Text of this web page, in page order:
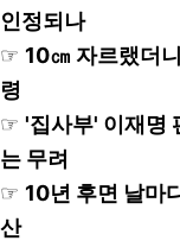
인정되나
☞ 10㎝ 자르랬더
령
☞ '집사부' 이재명
는 무려
☞ 10년 후면 날마
산